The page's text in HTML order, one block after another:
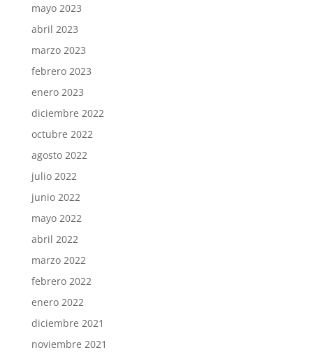
mayo 2023
abril 2023
marzo 2023
febrero 2023
enero 2023
diciembre 2022
octubre 2022
agosto 2022
julio 2022
junio 2022
mayo 2022
abril 2022
marzo 2022
febrero 2022
enero 2022
diciembre 2021
noviembre 2021